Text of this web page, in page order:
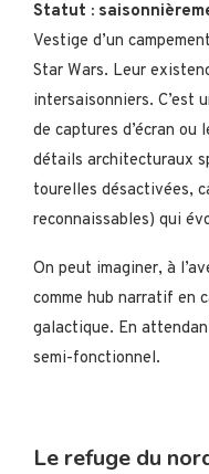
Statut :
Vestige d’un
Star Wars. Leur
intersaisonniers. C’est
de captures d’écran ou
détails architecturaux
tourelles désactivées,
reconnaissables) qui
On peut imaginer, à
comme hub narratif en
galactique. En
semi-fonctionnel.
Le refuge du